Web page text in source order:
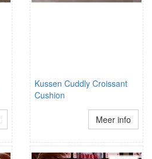
Kussen Cuddly Croissant
Cushion
Meer info